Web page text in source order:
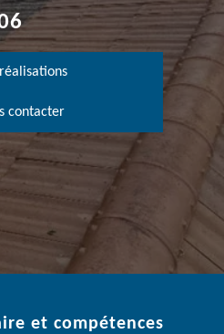
contacter
et compétences